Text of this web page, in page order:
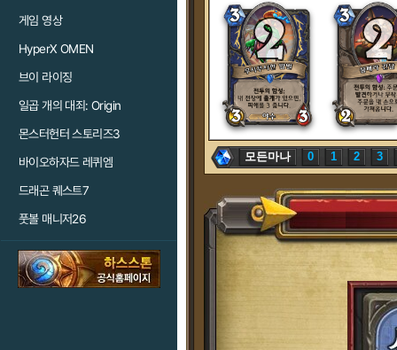
게임 영상
HyperX OMEN
브이 라이징
일곱 개의 대죄: Origin
몬스터헌터 스토리즈3
바이오하자드 레퀴엠
드래곤 퀘스트7
풋볼 매니저26
모든마나 0 1 2 3